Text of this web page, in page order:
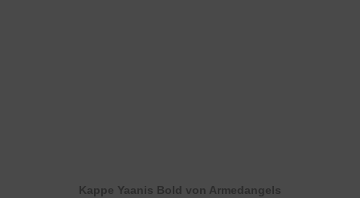
Kappe Yaanis Bold von Armedangels